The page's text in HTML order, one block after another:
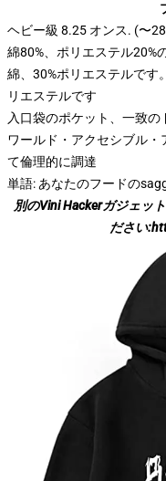
ヘビー級 8.25 オンス. (〜
綿80%、ポリエステル20%
綿、30%ポリエステルです
リエステルです
入口袋のポケット、一致
ワールド・アクセシブル
て倫理的に調達
単語: あなたのフードの
別のVini Hackerガジェッ
ださい: